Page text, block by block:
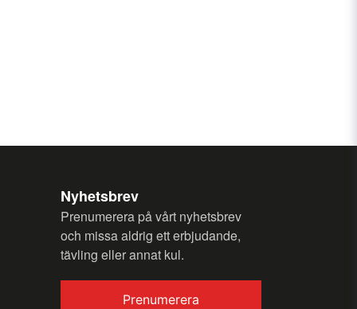
Skicka fråga
Nyhetsbrev
Prenumerera på vårt nyhetsbrev
och missa aldrig ett erbjudande,
tävling eller annat kul.
Prenumerera